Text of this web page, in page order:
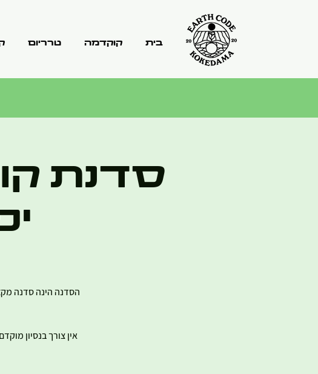
בית קוקדמה טרריום
סדנת
אין צורך בנסיון